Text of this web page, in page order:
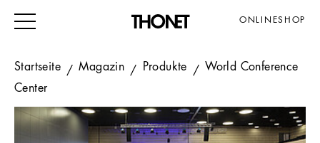
ONLINESHOP
ARBEITEN
Startseite Magazin Produkte
World Conference
Center